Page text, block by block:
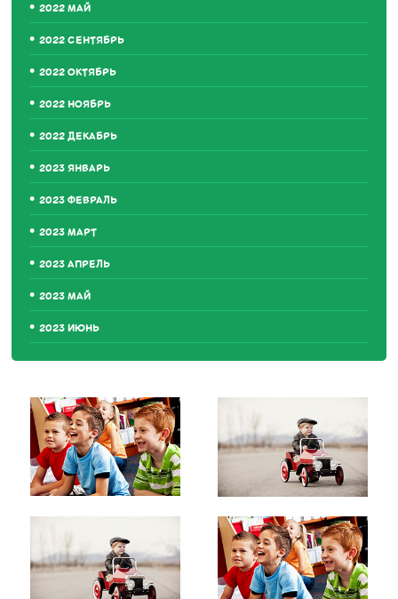
2022 МАЙ
2022 СЕНТЯБРЬ
2022 ОКТЯБРЬ
2022 НОЯБРЬ
2022 ДЕКАБРЬ
2023 ЯНВАРЬ
2023 ФЕВРАЛЬ
2023 МАРТ
2023 АПРЕЛЬ
2023 МАЙ
2023 ИЮНЬ